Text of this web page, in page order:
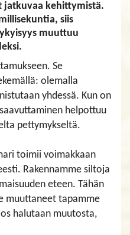
kehittymistä.
siis
muuttuu
Se
olemalla
yhdessä. Kun on
helpottuu
pettymykseltä.
toimii voimakkaan
Rakennamme siltoja
eteen. Tähän
muuttaneet tapamme
halutaan muutosta,